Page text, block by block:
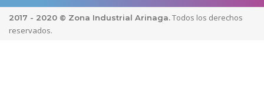
2017 - 2020 © Zona Industrial Arinaga.Todos los derechos
reservados.